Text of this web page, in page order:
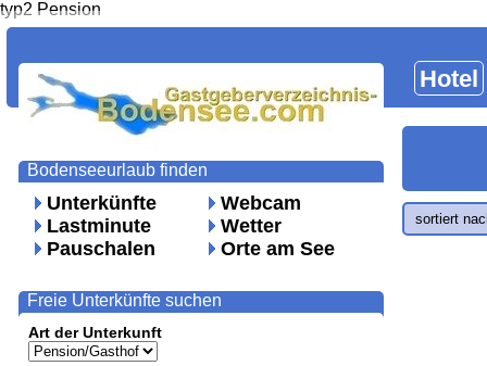
typ2 Pension
Unterkünfte
Lastminute
Pauschalen
Webcam
Wetter
Orte am See
Bodenseeurlaub finden
Art der Unterkunft
Freie Unterkünfte suchen
Hotel
sortiert